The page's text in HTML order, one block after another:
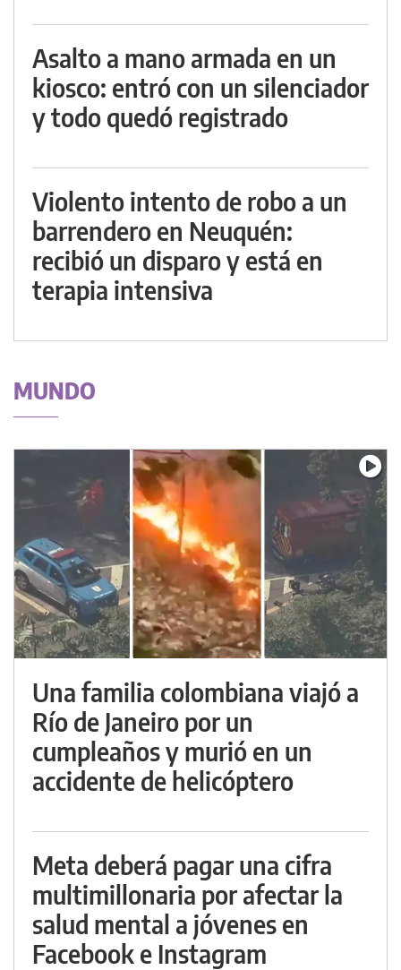
Asalto a mano armada en un
kiosco: entró con un silenciador
y todo quedó registrado
Violento intento de robo a un
barrendero en Neuquén:
recibió un disparo y está en
terapia intensiva
MUNDO
Una familia colombiana viajó a
Río de Janeiro por un
cumpleaños y murió en un
accidente de helicóptero
Meta deberá pagar una cifra
multimillonaria por afectar la
salud mental a jóvenes en
Facebook e Instagram